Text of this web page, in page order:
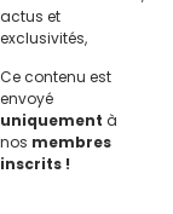
actus et
exclusivités,
Ce contenu est
envoyé
uniquement à
nos membres
inscrits !